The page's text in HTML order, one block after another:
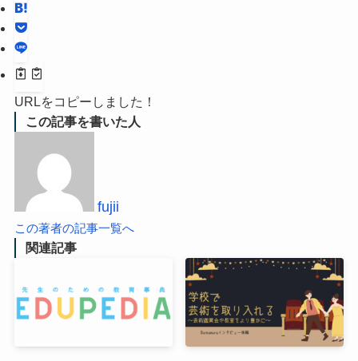
URLをコピーしました！
この記事を書いた人
fujii
この著者の記事一覧へ
関連記事